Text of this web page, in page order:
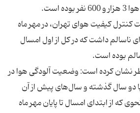
کنترل کیفیت هوای تهران، در مهر ماه
22 روز هوای ناسالم داشت که در کل از اول امسال
نشان کرده است: وضعیت آلودگی هوا در
با دو سال گذشته و سال‌های پیش از آن
که از ابتدای امسال تا پایان مهر ماه